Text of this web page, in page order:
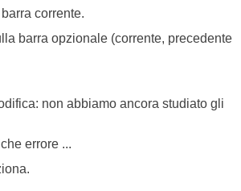
corrente.
barra opzionale (corrente, precedente
non abbiamo ancora studiato gli
errore ...